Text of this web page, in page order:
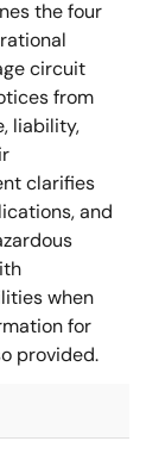
the four
circuit
from
liability,
clarifies
and
when
for
provided.